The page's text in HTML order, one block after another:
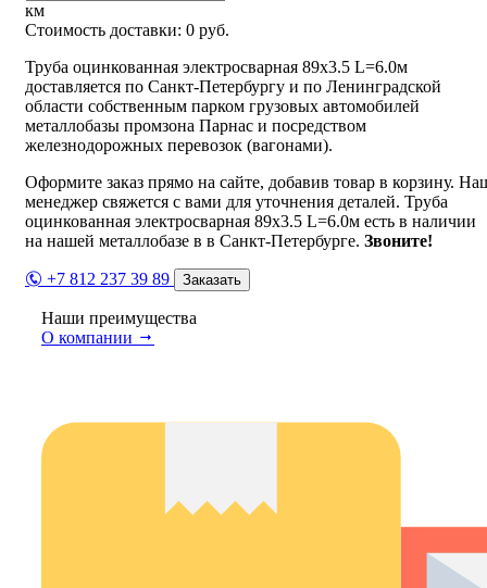
км
Стоимость доставки: 0 руб.
Труба оцинкованная электросварная 89х3.5 L=6.0м
доставляется по Санкт-Петербургу и по Ленинградской
области собственным парком грузовых автомобилей
металлобазы промзона Парнас и посредством
железнодорожных перевозок (вагонами).
Оформите заказ прямо на сайте, добавив товар в корзину.
менеджер свяжется с вами для уточнения деталей. Труба
оцинкованная электросварная 89х3.5 L=6.0м есть в наличии
на нашей металлобазе в в Санкт-Петербурге. Звоните!
+7 812 237 39 89 Заказать
Наши преимущества
О компании